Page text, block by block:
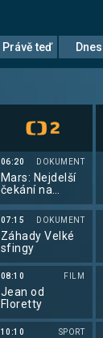
Právě teď Dnes
06:20 DOKUMENT
Mars: Nejdelší
čekání na
shledanou
07:15 DOKUMENT
Záhady Velké
sfingy
08:10 FILM
Jean od
Floretty
10:10 SPORT